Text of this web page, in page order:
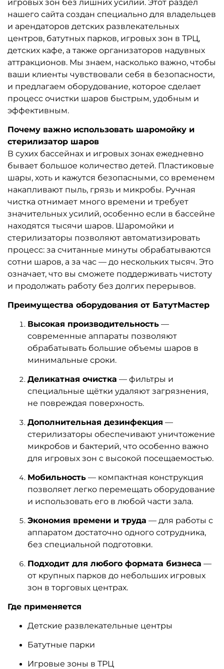
игровых зон без лишних усилий. Этот раздел
нашего сайта создан специально для владельцев
и арендаторов детских развлекательных
центров, батутных парков, игровых зон в ТРЦ,
детских кафе, а также организаторов надувных
аттракционов. Мы знаем, насколько важно, чтобы
ваши клиенты чувствовали себя в безопасности,
и предлагаем оборудование, которое сделает
процесс очистки шаров быстрым, удобным и
эффективным.
Почему важно использовать шаромойку и
стерилизатор шаров
В сухих бассейнах и игровых зонах ежедневно
бывает большое количество детей. Пластиковые
шары, хоть и кажутся безопасными, со временем
накапливают пыль, грязь и микробы. Ручная
чистка отнимает много времени и требует
значительных усилий, особенно если в бассейне
находятся тысячи шаров. Шаромойки и
стерилизаторы позволяют автоматизировать
процесс: за считанные минуты обрабатываются
сотни шаров, а за час — до нескольких тысяч. Это
означает, что вы сможете поддерживать чистоту
и продолжать работу без долгих перерывов.
Преимущества оборудования от БатутМастер
Высокая производительность —
современные аппараты позволяют
обрабатывать большие объемы шаров в
минимальные сроки.
Деликатная очистка — фильтры и
специальные щётки удаляют загрязнения,
не повреждая поверхность.
Дополнительная дезинфекция —
стерилизаторы обеспечивают уничтожение
микробов и бактерий, что особенно важно
для игровых зон с высокой посещаемостью.
Мобильность — компактная конструкция
позволяет легко перемещать оборудование
и использовать его в любой части зала.
Экономия времени и труда — для работы с
аппаратом достаточно одного сотрудника,
без специальной подготовки.
Подходит для любого формата бизнеса —
от крупных парков до небольших игровых
зон в торговых центрах.
Где применяется
Детские развлекательные центры
Батутные парки
Игровые зоны в ТРЦ